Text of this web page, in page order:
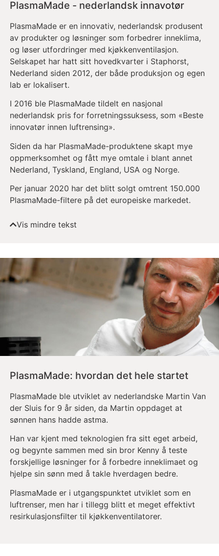
PlasmaMade - nederlandsk innavotør
PlasmaMade er en innovativ, nederlandsk produsent
av produkter og løsninger som forbedrer inneklima,
og løser utfordringer med kjøkkenventilasjon.
Selskapet har hatt sitt hovedkvarter i Staphorst,
Nederland siden 2012, der både produksjon og egen
lab er lokalisert.
I 2016 ble PlasmaMade tildelt en nasjonal
nederlandsk pris for forretningssuksess, som «Beste
innovatør innen luftrensing».
Siden da har PlasmaMade-produktene skapt mye
oppmerksomhet og fått mye omtale i blant annet
Nederland, Tyskland, England, USA og Norge.
Per januar 2020 har det blitt solgt omtrent 150.000
PlasmaMade-filtere på det europeiske markedet.
Vis mindre tekst
PlasmaMade: hvordan det hele startet
PlasmaMade ble utviklet av nederlandske Martin Van
der Sluis for 9 år siden, da Martin oppdaget at
sønnen hans hadde astma.
Han var kjent med teknologien fra sitt eget arbeid,
og begynte sammen med sin bror Kenny å teste
forskjellige løsninger for å forbedre inneklimaet og
hjelpe sin sønn med å takle hverdagen bedre.
PlasmaMade er i utgangspunktet utviklet som en
luftrenser, men har i tillegg blitt et meget effektivt
resirkulasjonsfilter til kjøkkenventilatorer.